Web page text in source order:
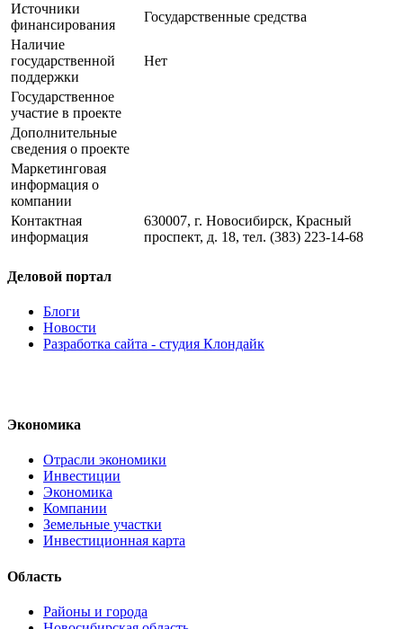
Источники
финансирования
Государственные средства
Наличие
государственной
поддержки
Нет
Государственное
участие в проекте
Дополнительные
сведения о проекте
Маркетинговая
информация о
компании
Контактная
информация
630007, г. Новосибирск, Красный
проспект, д. 18, тел. (383) 223-14-68
Деловой портал
Блоги
Новости
Разработка сайта - студия Клондайк
Экономика
Отрасли экономики
Инвестиции
Экономика
Компании
Земельные участки
Инвестиционная карта
Область
Районы и города